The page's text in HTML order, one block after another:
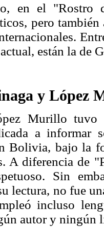
en el "Rostro
pero también
están la de
y López
Murillo tuvo
a informar
Bolivia, bajo la
A diferencia de
Sin
lectura, no fue
incluso
autor y ningún